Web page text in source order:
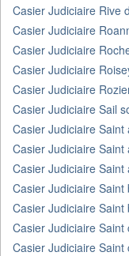
Casier Judiciaire Rive
Casier Judiciaire
Casier Judiciaire
Casier Judiciaire
Casier Judiciaire
Casier Judiciaire Sail
Casier Judiciaire
Casier Judiciaire
Casier Judiciaire
Casier Judiciaire
Casier Judiciaire
Casier Judiciaire
Casier Judiciaire